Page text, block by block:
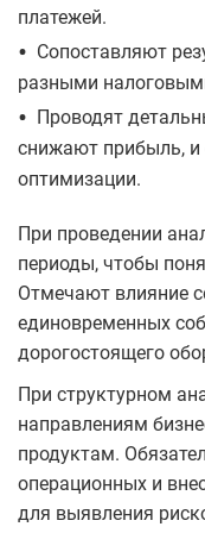
платежей.
• Сопоставляют
разными
•
Проводят
снижают прибыль, и
оптимизации.
При проведении
периоды, чтобы
Отмечают влияние
единовременных
дорогостоящего
При структурном
направлениям
продуктам.
операционных и
для выявления